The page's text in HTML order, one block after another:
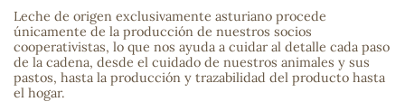
Leche de origen exclusivamente asturiano procede
únicamente de la producción de nuestros socios
cooperativistas, lo que nos ayuda a cuidar al detalle cada paso
de la cadena, desde el cuidado de nuestros animales y sus
pastos, hasta la producción y trazabilidad del producto hasta
el hogar.